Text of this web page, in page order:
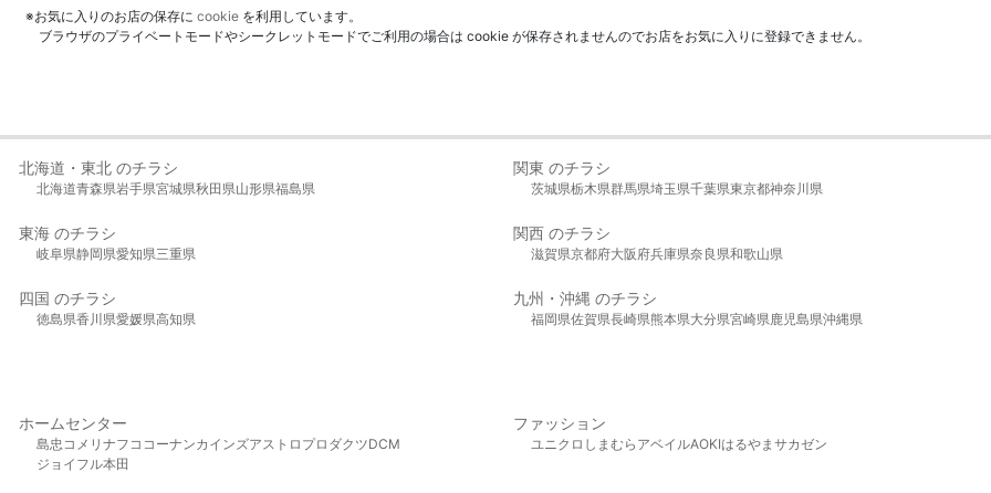
※お気に入りのお店の保存に cookie を利用しています。
ブラウザのプライベートモードやシークレットモードでご利用の場合は cookie が保存されませんのでお店をお気に入りに登録できません。
北海道・東北 のチラシ
北海道青森県岩手県宮城県秋田県山形県福島県
関東 のチラシ
茨城県栃木県群馬県埼玉県千葉県東京都神奈川県
東海 のチラシ
岐阜県静岡県愛知県三重県
関西 のチラシ
滋賀県京都府大阪府兵庫県奈良県和歌山県
四国 のチラシ
徳島県香川県愛媛県高知県
九州・沖縄 のチラシ
福岡県佐賀県長崎県熊本県大分県宮崎県鹿児島県沖縄県
ホームセンター
島忠 コメリ ナフコ コーナンカインズアストロプロダクツDCM
ジョイフル本田
ファッション
ユニクロ しまむら アベイルAOKIはるやま サカゼン